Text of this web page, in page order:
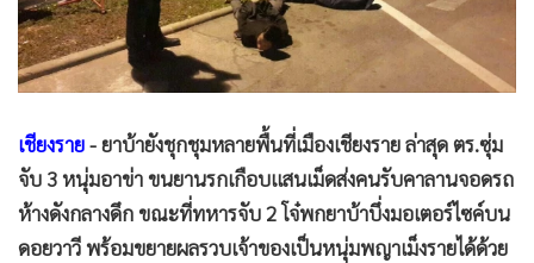
• Management & HR
• MGR Live
• Infographic
• ท่องเที่ยว
• กีฬา
ต่างประเทศ
เชียงราย- ยาบ้ายังชุกชุมหลายพื้นที่เมืองเชียงราย ล่าสุด ตร.ซุ่ม
จับ 3 หนุ่มอาข่า ขนยานรกเกือบแสนเม็ดส่งคนรับคาลานจอดรถ
ห้างดังกลางดึก ขณะที่ทหารจับ 2 โจ๋พกยาบ้าบึ่งมอเตอร์ไซค์บน
ดอยวาวี พร้อมขยายผลรวบเจ้าของเป็นหนุ่มพญาเม็งรายได้ด้วย